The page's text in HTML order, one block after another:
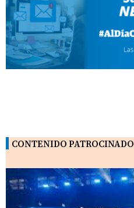
CONTENIDO PATROCINADO